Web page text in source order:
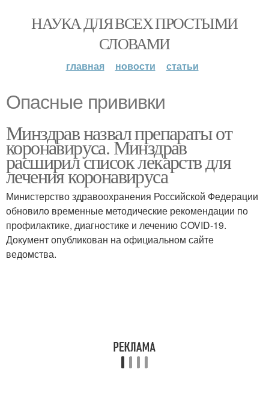
НАУКА ДЛЯ ВСЕХ ПРОСТЫМИ
СЛОВАМИ
главная новости статьи
Опасные прививки
Минздрав назвал препараты от
коронавируса. Минздрав
расширил список лекарств для
лечения коронавируса
Министерство здравоохранения Российской Федерации
обновило временные методические рекомендации по
профилактике, диагностике и лечению COVID-19.
Документ опубликован на официальном сайте
ведомства.